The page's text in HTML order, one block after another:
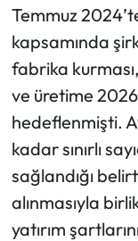
Temmuz
kapsamında
fabrika
ve üretime 2026
hedeflenmişti.
kadar sınırlı
sağlandığı
alınmasıyla
yatırım